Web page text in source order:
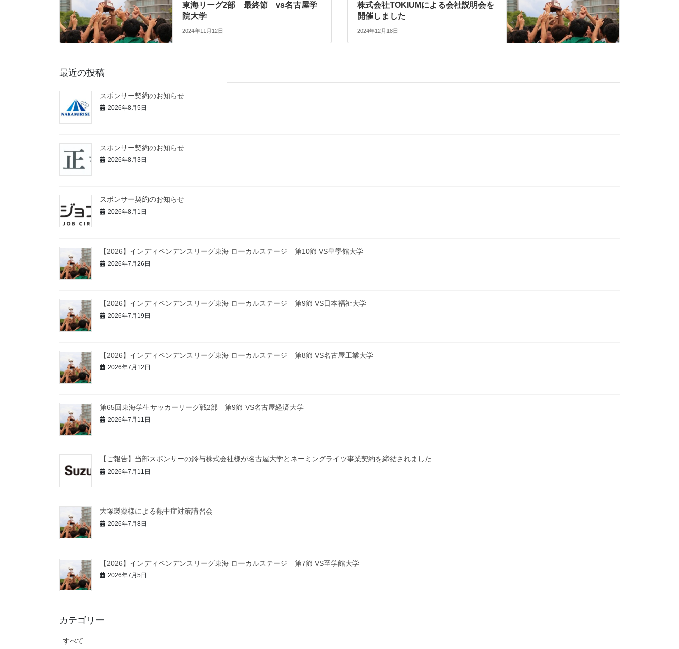
東海リーグ2部 最終節 vs名古屋学
院大学
2024年11月12日
株式会社TOKIUMによる会社説明会を
開催しました
2024年12月18日
最近の投稿
スポンサー契約のお知らせ
2026年8月5日
スポンサー契約のお知らせ
2026年8月3日
スポンサー契約のお知らせ
2026年8月1日
【2026】インディペンデンスリーグ東海 ローカルステージ 第10節 VS皇學館大学
2026年7月26日
【2026】インディペンデンスリーグ東海 ローカルステージ 第9節 VS日本福祉大学
2026年7月19日
【2026】インディペンデンスリーグ東海 ローカルステージ 第8節 VS名古屋工業大学
2026年7月12日
第65回東海学生サッカーリーグ戦2部 第9節 VS名古屋経済大学
2026年7月11日
【ご報告】当部スポンサーの鈴与株式会社様が名古屋大学とネーミングライツ事業契約を締結されました
2026年7月11日
大塚製薬様による熱中症対策講習会
2026年7月8日
【2026】インディペンデンスリーグ東海 ローカルステージ 第7節 VS至学館大学
2026年7月5日
カテゴリー
すべて